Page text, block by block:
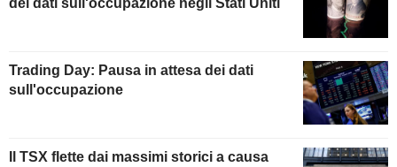
dei dati sull'occupazione negli Stati Uniti
Trading Day: Pausa in attesa dei dati
sull'occupazione
Il TSX flette dai massimi storici a causa